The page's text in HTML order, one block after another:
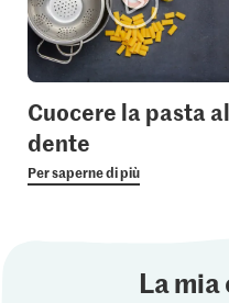
Cuocere la pasta al
dente
Per saperne di più
La